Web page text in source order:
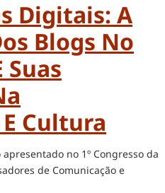
Digitais: A
Blogs No
Suas
Cultura
apresentado no 1º Congresso da
de Comunicação e